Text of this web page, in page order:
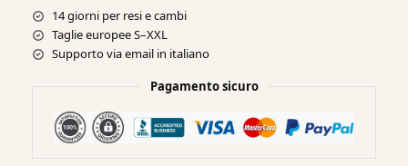
14 giorni per resi e cambi
Taglie europee S–XXL
Supporto via email in italiano
Pagamento sicuro